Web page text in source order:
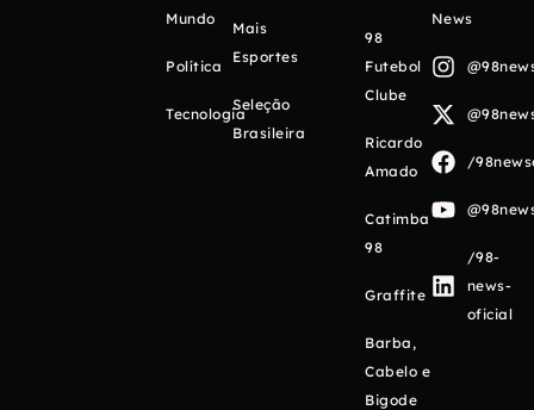
Mundo
Política
Tecnologia
Mais
Esportes
Seleção
Brasileira
98
Futebol
Clube
Ricardo
Amado
Catimba
98
Graffite
Barba,
Cabelo e
Bigode
News
/
/98-
news-
oficial